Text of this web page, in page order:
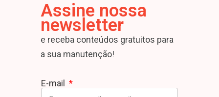
Assine nossa
newsletter
e receba conteúdos gratuitos para
a sua manutenção!
E-mail